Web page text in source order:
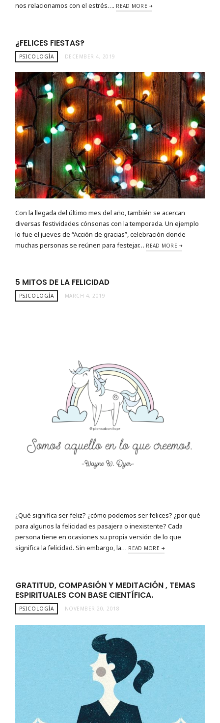
nos relacionamos con el estrés…. READ MORE
¿FELICES FIESTAS?
PSICOLOGÍA DECEMBER 4, 2019
Con la llegada del último mes del año, también se acercan
diversas festividades cónsonas con la temporada. Un ejemplo
lo fue el jueves de “Acción de gracias”, celebración donde
muchas personas se reúnen para festejar… READ MORE
5 MITOS DE LA FELICIDAD
PSICOLOGÍA MARCH 4, 2019
¿Qué significa ser feliz? ¿cómo podemos ser felices? ¿por qué
para algunos la felicidad es pasajera o inexistente? Cada
persona tiene en ocasiones su propia versión de lo que
significa la felicidad. Sin embargo, la… READ MORE
GRATITUD, COMPASIÓN Y MEDITACIÓN , TEMAS
ESPIRITUALES CON BASE CIENTÍFICA.
PSICOLOGÍA NOVEMBER 20, 2018